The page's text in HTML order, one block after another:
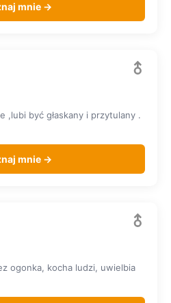
mnie →
,lubi być głaskany i przytulany .
mnie →
ogonka, kocha ludzi, uwielbia